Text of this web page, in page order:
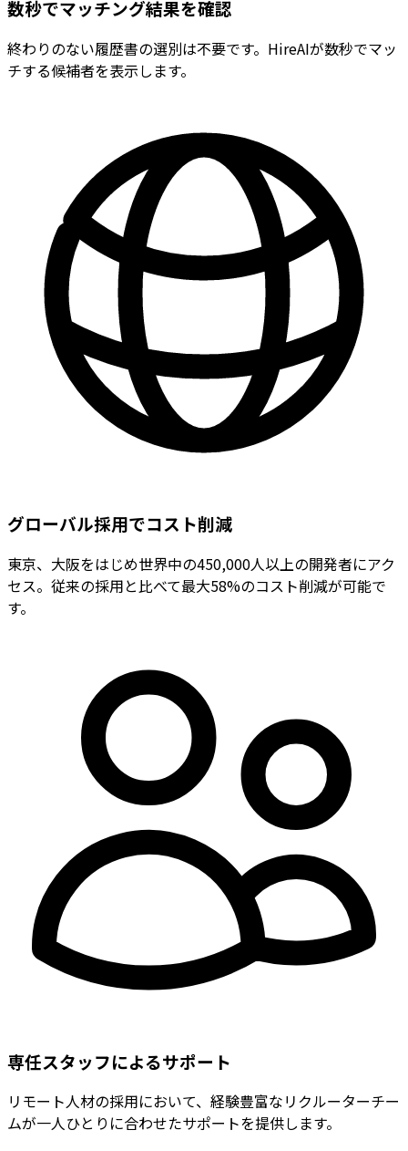
数秒でマッチング結果を確認
終わりのない履歴書の選別は不要です。HireAIが数秒でマッ
チする候補者を表示します。
グローバル採用でコスト削減
東京、大阪をはじめ世界中の450,000人以上の開発者にアク
セス。従来の採用と比べて最大58%のコスト削減が可能で
す。
専任スタッフによるサポート
リモート人材の採用において、経験豊富なリクルーターチー
ムが一人ひとりに合わせたサポートを提供します。